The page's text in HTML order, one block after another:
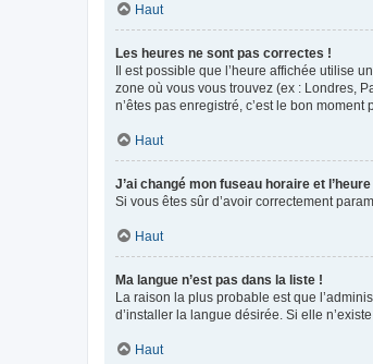
Haut
Les heures ne sont pas correctes !
Il est possible que l’heure affichée utilise
zone où vous vous trouvez (ex : Londres,
n’êtes pas enregistré, c’est le bon moment
Haut
J’ai changé mon fuseau horaire et
Si vous êtes sûr d’avoir correctement
Haut
Ma langue n’est pas dans la liste !
La raison la plus probable est que
d’installer la langue désirée. Si elle
Haut